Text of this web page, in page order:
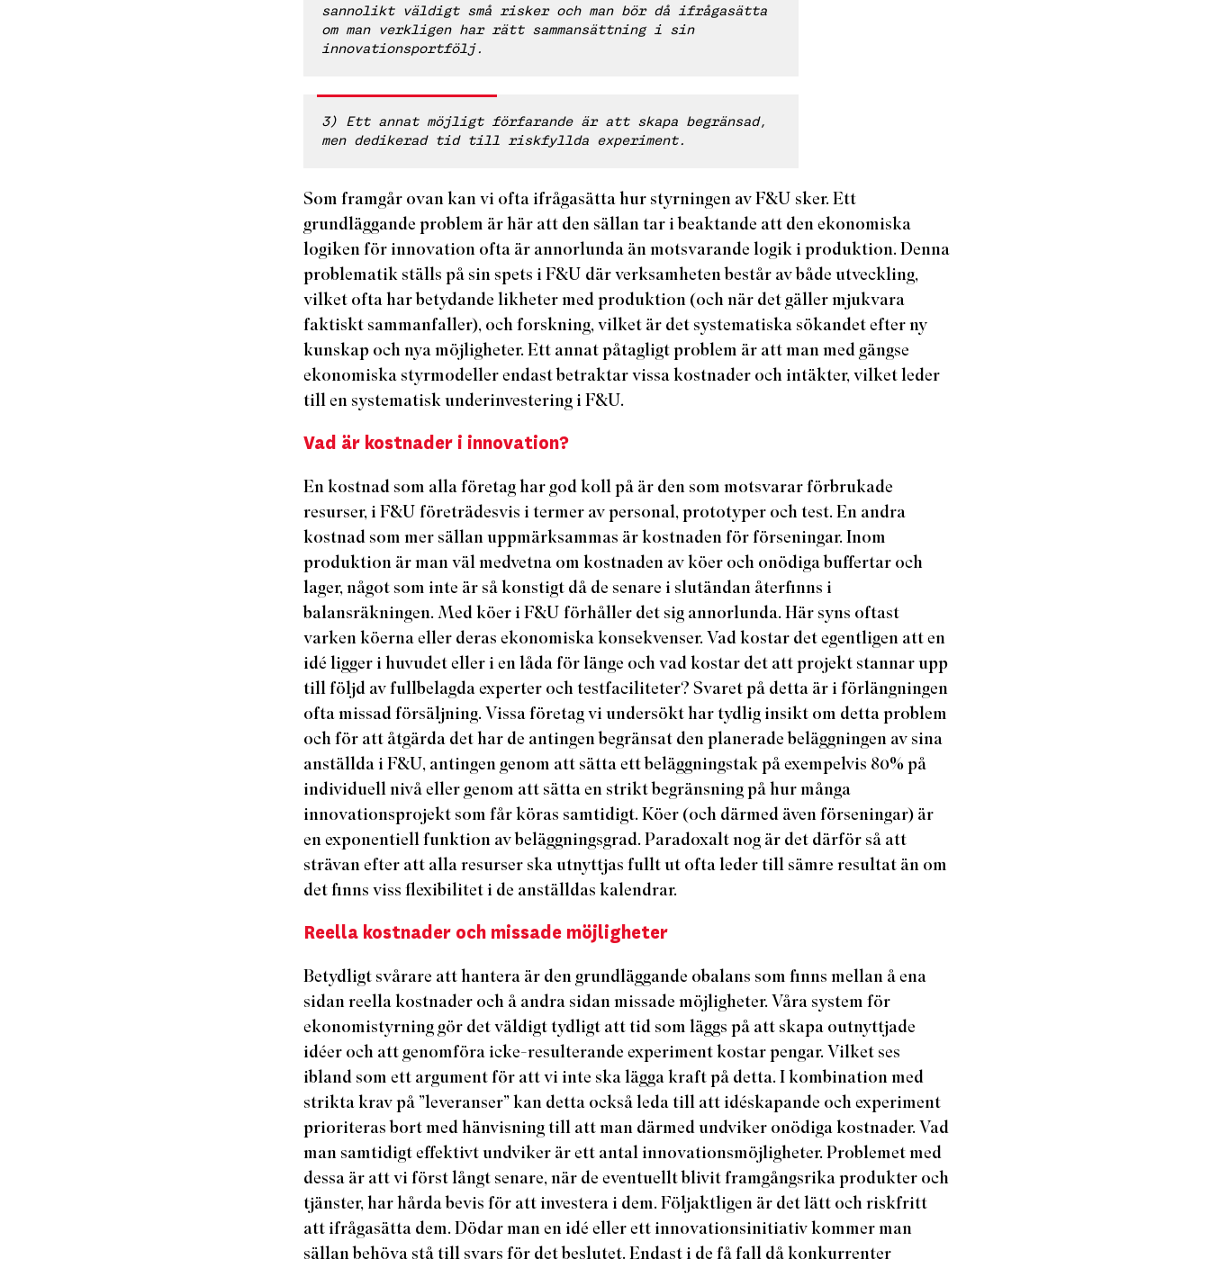
sannolikt väldigt små risker och man bör då ifrågasätta
om man verkligen har rätt sammansättning i sin
innovationsportfölj.
3) Ett annat möjligt förfarande är att skapa begränsad,
men dedikerad tid till riskfyllda experiment.
Som framgår ovan kan vi ofta ifrågasätta hur styrningen av F&U sker. Ett
grundläggande problem är här att den sällan tar i beaktande att den ekonomiska
logiken för innovation ofta är annorlunda än motsvarande logik i produktion. Denna
problematik ställs på sin spets i F&U där verksamheten består av både utveckling,
vilket ofta har betydande likheter med produktion (och när det gäller mjukvara
faktiskt sammanfaller), och forskning, vilket är det systematiska sökandet efter ny
kunskap och nya möjligheter. Ett annat påtagligt problem är att man med gängse
ekonomiska styrmodeller endast betraktar vissa kostnader och intäkter, vilket leder
till en systematisk underinvestering i F&U.
Vad är kostnader i innovation?
En kostnad som alla företag har god koll på är den som motsvarar förbrukade
resurser, i F&U företrädesvis i termer av personal, prototyper och test. En andra
kostnad som mer sällan uppmärksammas är kostnaden för förseningar. Inom
produktion är man väl medvetna om kostnaden av köer och onödiga buffertar och
lager, något som inte är så konstigt då de senare i slutändan återfinns i
balansräkningen. Med köer i F&U förhåller det sig annorlunda. Här syns oftast
varken köerna eller deras ekonomiska konsekvenser. Vad kostar det egentligen att en
idé ligger i huvudet eller i en låda för länge och vad kostar det att projekt stannar upp
till följd av fullbelagda experter och testfaciliteter? Svaret på detta är i förlängningen
ofta missad försäljning. Vissa företag vi undersökt har tydlig insikt om detta problem
och för att åtgärda det har de antingen begränsat den planerade beläggningen av sina
anställda i F&U, antingen genom att sätta ett beläggningstak på exempelvis 80% på
individuell nivå eller genom att sätta en strikt begränsning på hur många
innovationsprojekt som får köras samtidigt. Köer (och därmed även förseningar) är
en exponentiell funktion av beläggningsgrad. Paradoxalt nog är det därför så att
strävan efter att alla resurser ska utnyttjas fullt ut ofta leder till sämre resultat än om
det finns viss flexibilitet i de anställdas kalendrar.
Reella kostnader och missade möjligheter
Betydligt svårare att hantera är den grundläggande obalans som finns mellan å ena
sidan reella kostnader och å andra sidan missade möjligheter. Våra system för
ekonomistyrning gör det väldigt tydligt att tid som läggs på att skapa outnyttjade
idéer och att genomföra icke-resulterande experiment kostar pengar. Vilket ses
ibland som ett argument för att vi inte ska lägga kraft på detta. I kombination med
strikta krav på ”leveranser” kan detta också leda till att idéskapande och experiment
prioriteras bort med hänvisning till att man därmed undviker onödiga kostnader. Vad
man samtidigt effektivt undviker är ett antal innovationsmöjligheter. Problemet med
dessa är att vi först långt senare, när de eventuellt blivit framgångsrika produkter och
tjänster, har hårda bevis för att investera i dem. Följaktligen är det lätt och riskfritt
att ifrågasätta dem. Dödar man en idé eller ett innovationsinitiativ kommer man
sällan behöva stå till svars för det beslutet. Endast i de få fall då konkurrenter